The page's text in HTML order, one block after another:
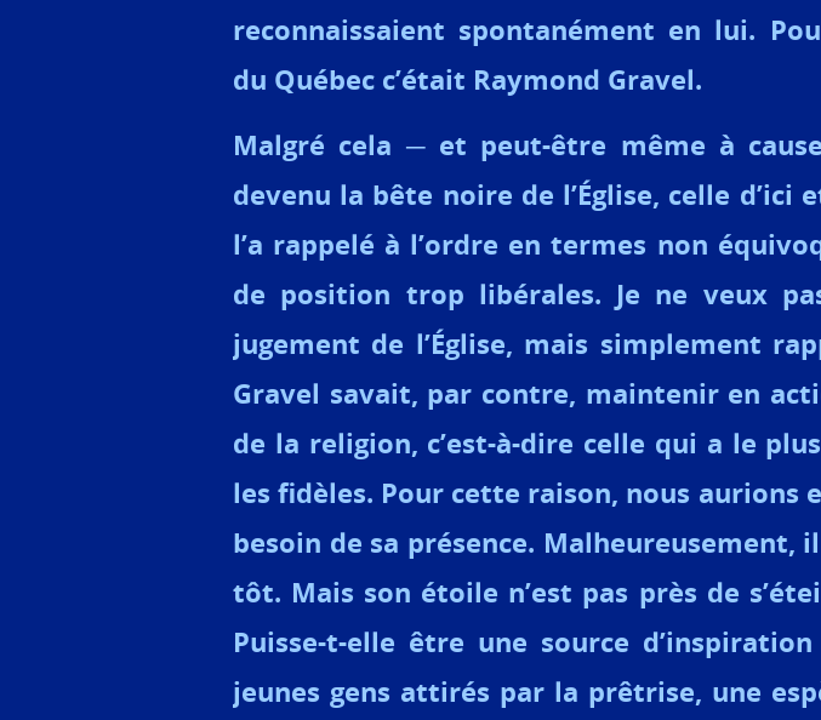
reconnaissaient spontanément en lui.
du Québec c’était Raymond Gravel.
Malgré cela ─ et peut-être même à
devenu la bête noire de l’Église, celle d’ici
l’a rappelé à l’ordre en termes non
de position trop libérales. Je ne veux
jugement de l’Église, mais simplement
Gravel savait, par contre, maintenir en
de la religion, c’est-à-dire celle qui a le
les fidèles. Pour cette raison, nous aurions
besoin de sa présence. Malheureusement,
tôt. Mais son étoile n’est pas près de
Puisse-t-elle être une source
jeunes gens attirés par la prêtrise, une